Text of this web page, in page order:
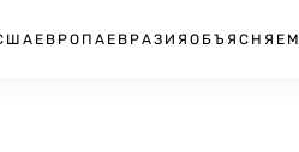
ЕВРОПА ЕВРАЗИЯ ОБЪЯСНЯЕМ